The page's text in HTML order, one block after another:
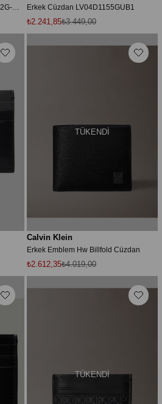
Erkek Cüzdan LV04D1155GUB1
₺2.241,85₺3.449,00
TÜKENDI
Calvin Klein
Erkek Emblem Hw Billfold Cüzdan
₺2.612,35₺4.019,00
TÜKENDI